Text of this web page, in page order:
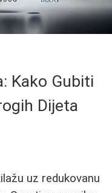
Kako Gubiti
Dijeta
uz redukovanu